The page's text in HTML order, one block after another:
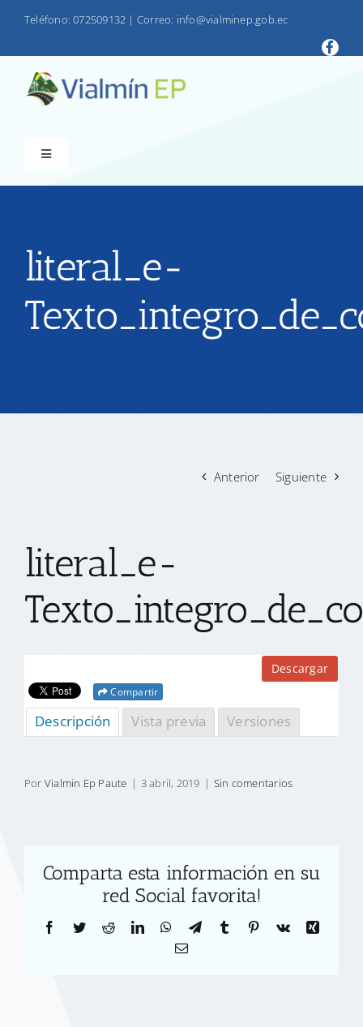
Teléfono: 072509132 | Correo: info@vialminep.gob.ec
Toggle
Navigation
VIALMIN
PRODUCTOS
TRANSPARENCIA
CONTACTO
literal_e-
Anterior Siguiente
literal_e-
Descargar
Compartir
Descripción Vista previa Versiones
Por Vialmin Ep Paute | 3 abril, 2019 | Sin comentarios
Comparta esta información en su
red Social favorita!
Facebook
TwitterRedditLinkedInWhatsApp
TelegramTumblr Pinterest
Vk
Xing
Correo